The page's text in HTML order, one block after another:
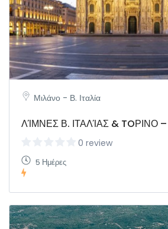
Μιλάνο - Β. Ιταλία
ΛΊΜΝΕΣ Β. ΙΤΑΛΊΑΣ & TOΡΙΝΟ
0 review
5 Ημέρες